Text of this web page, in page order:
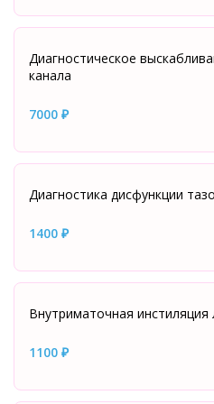
Диагностическое
канала
7000 ₽
Диагностика дисфункции
1400 ₽
Внутриматочная
1100 ₽